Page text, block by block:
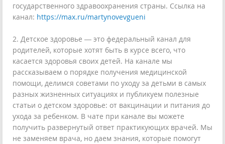
государственного здравоохранения страны. Ссылка на
канал: https://max.ru/martynovevgueni
2. Детское здоровье — это федеральный канал для
родителей, которые хотят быть в курсе всего, что
касается здоровья своих детей. На канале мы
рассказываем о порядке получения медицинской
помощи, делимся советами по уходу за детьми в самых
разных жизненных ситуациях и публикуем полезные
статьи о детском здоровье: от вакцинации и питания до
ухода за ребенком. В чате при канале вы можете
получить развернутый ответ практикующих врачей. Мы
не заменяем врача, но даем знания, которые помогут